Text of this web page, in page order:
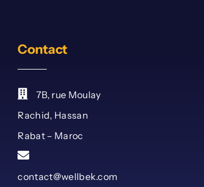
Contact
7B, rue Moulay
Rachid, Hassan
Rabat – Maroc
contact@wellbek.com